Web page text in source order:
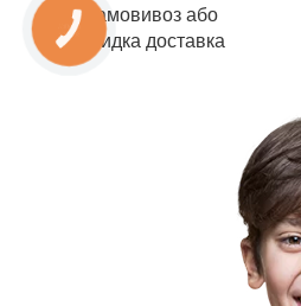
Самовивоз або
швидка доставка